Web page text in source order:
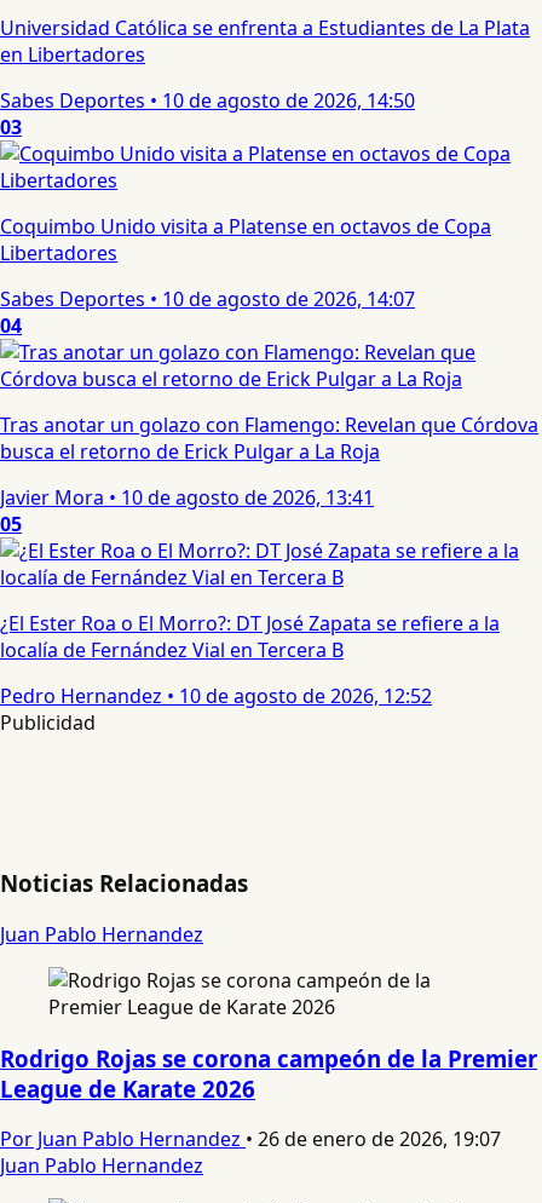
Universidad Católica se enfrenta a Estudiantes de La Plata
en Libertadores
Sabes Deportes • 10 de agosto de 2026, 14:50
03
Coquimbo Unido visita a Platense en octavos de Copa
Libertadores
Sabes Deportes • 10 de agosto de 2026, 14:07
04
Tras anotar un golazo con Flamengo: Revelan que Córdova
busca el retorno de Erick Pulgar a La Roja
Javier Mora • 10 de agosto de 2026, 13:41
05
¿El Ester Roa o El Morro?: DT José Zapata se refiere a la
localía de Fernández Vial en Tercera B
Pedro Hernandez • 10 de agosto de 2026, 12:52
Publicidad
Noticias Relacionadas
Juan Pablo Hernandez
Rodrigo Rojas se corona campeón de la Premier
League de Karate 2026
Por Juan Pablo Hernandez • 26 de enero de 2026, 19:07
Juan Pablo Hernandez